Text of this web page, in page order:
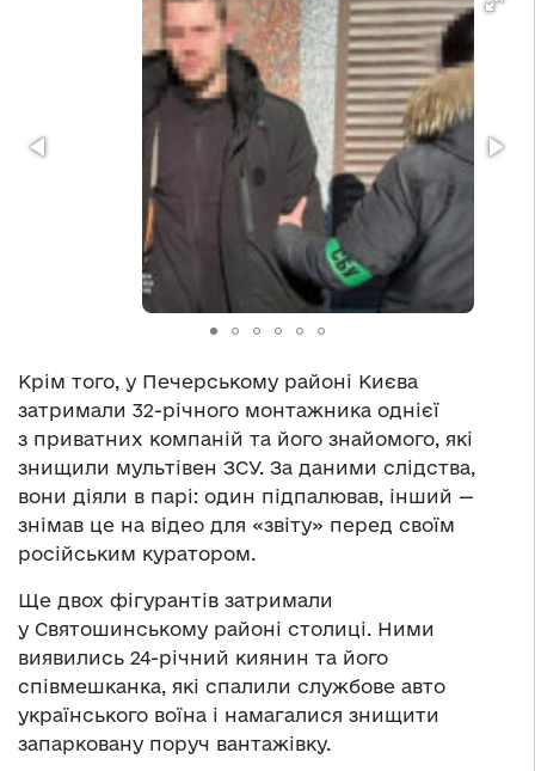
Крім того, у Печерському районі Києва
затримали 32-річного монтажника однієї
з приватних компаній та його знайомого, які
знищили мультівен ЗСУ. За даними слідства,
вони діяли в парі: один підпалював, інший —
знімав це на відео для «звіту» перед своїм
російським куратором.
Ще двох фігурантів затримали
у Святошинському районі столиці. Ними
виявились 24-річний киянин та його
співмешканка, які спалили службове авто
українського воїна і намагалися знищити
запарковану поруч вантажівку.